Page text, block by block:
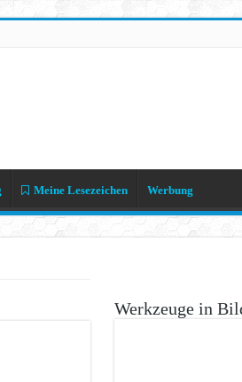
Meine Lesezeichen Werbung
Werkzeuge in